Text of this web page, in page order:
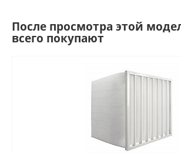
После просмотра этой
всего покупают